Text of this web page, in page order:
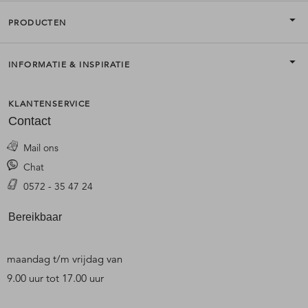
PRODUCTEN
INFORMATIE & INSPIRATIE
KLANTENSERVICE
Contact
Mail ons
Chat
0572 - 35 47 24
Bereikbaar
maandag t/m vrijdag van
9.00 uur tot 17.00 uur